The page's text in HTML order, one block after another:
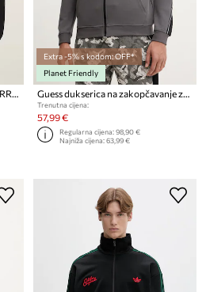
Pamučna dukserica AllSaints TERRA
Extra -5% s kodom: OFF*
Planet Friendly
Guess dukserica na zakopčavanje za muškarce s pamukom MICKEY
Trenutna cijena:
57,99 €
Regularna cijena:98,90 €
Najniža cijena:63,99 €